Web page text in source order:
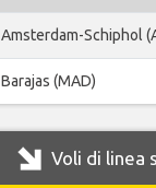
Amsterdam-Schiphol
Barajas (MAD)
Voli di linea